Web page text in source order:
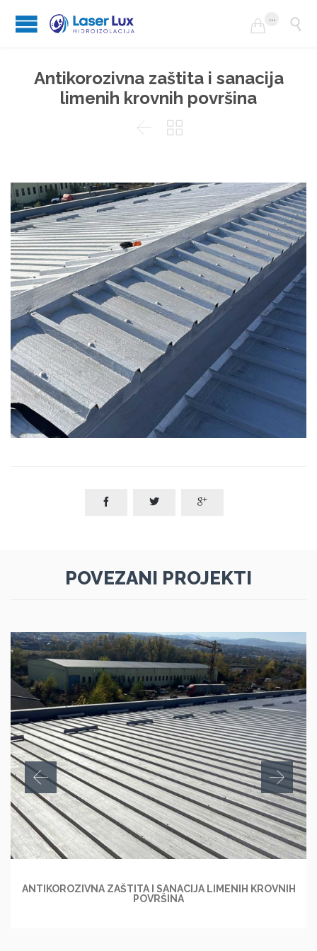

... 
Antikorozivna zaštita i sanacija
limenih krovnih površina
 
  
POVEZANI PROJEKTI
ANTIKOROZIVNA ZAŠTITA I SANACIJA LIMENIH KROVNIH
POVRŠINA